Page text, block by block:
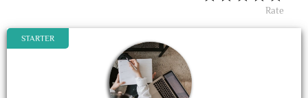
Rate
STARTER